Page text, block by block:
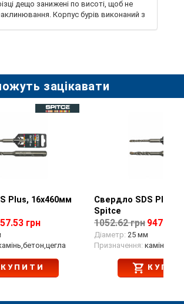
дещо занижені по висоті, щоб не
Корпус бурів виконаний з
і підвищує ефективність свердління.
спіралі і посилене тіло
інструменту під час роботи і
для свердління отворів в
– бетоні, цеглі, залізобетоні,
зацікавати
товару
Plus, 16х460мм
грн
КУПИТИ
Перегляд
Свердло SDS Plus,
Spitce
1052.62 грн 947.36
Діаметр: 25 мм
Призначення: